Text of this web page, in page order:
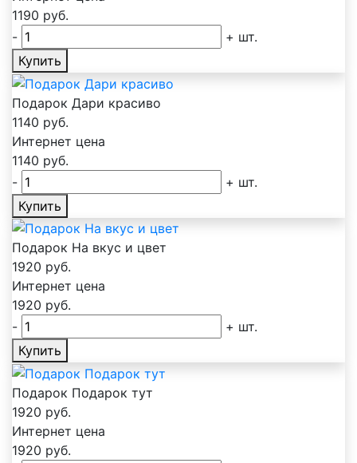
1190 руб.
-
+ шт.
Купить
Подарок Дари красиво
1140 руб.
Интернет цена
1140 руб.
-
+ шт.
Купить
Подарок На вкус и цвет
1920 руб.
Интернет цена
1920 руб.
-
+ шт.
Купить
Подарок Подарок тут
1920 руб.
Интернет цена
1920 руб.